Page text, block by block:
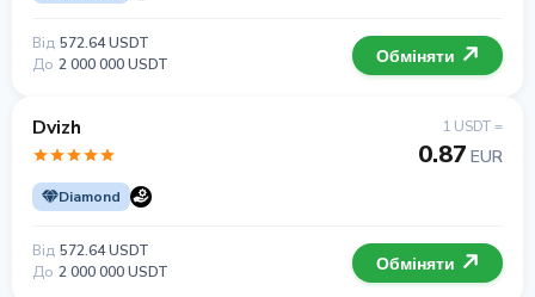
Від 572.64 USDT
До 2 000 000 USDT Обміняти
Dvizh
Diamond
1 USDT =
0.87 EUR
Від 572.64 USDT
До 2 000 000 USDT Обміняти